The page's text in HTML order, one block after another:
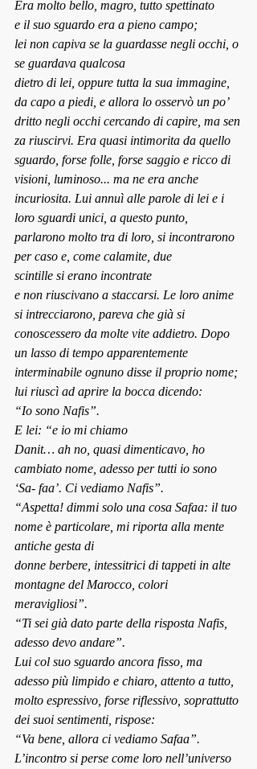
Era molto bello, magro, tutto spettinato
e il suo sguardo era a pieno campo;
lei non capiva se la guardasse negli occhi, o
se guardava qualcosa
dietro di lei, oppure tutta la sua immagine,
da capo a piedi, e allora lo osservò un po’
dritto negli occhi cercando di capire, ma sen
za riuscirvi. Era quasi intimorita da quello
sguardo, forse folle, forse saggio e ricco di
visioni, luminoso... ma ne era anche
incuriosita. Lui annuì alle parole di lei e i
loro sguardi unici, a questo punto,
parlarono molto tra di loro, si incontrarono
per caso e, come calamite, due
scintille si erano incontrate
e non riuscivano a staccarsi. Le loro anime
si intrecciarono, pareva che già si
conoscessero da molte vite addietro. Dopo
un lasso di tempo apparentemente
interminabile ognuno disse il proprio nome;
lui riuscì ad aprire la bocca dicendo:
“Io sono Nafis”.
E lei: “e io mi chiamo
Danit… ah no, quasi dimenticavo, ho
cambiato nome, adesso per tutti io sono
‘Sa- faa’. Ci vediamo Nafis”.
“Aspetta! dimmi solo una cosa Safaa: il tuo
nome è particolare, mi riporta alla mente
antiche gesta di
donne berbere, intessitrici di tappeti in alte
montagne del Marocco, colori
meravigliosi”.
“Ti sei già dato parte della risposta Nafis,
adesso devo andare”.
Lui col suo sguardo ancora fisso, ma
adesso più limpido e chiaro, attento a tutto,
molto espressivo, forse riflessivo, soprattutto
dei suoi sentimenti, rispose:
“Va bene, allora ci vediamo Safaa”.
L’incontro si perse come loro nell’universo